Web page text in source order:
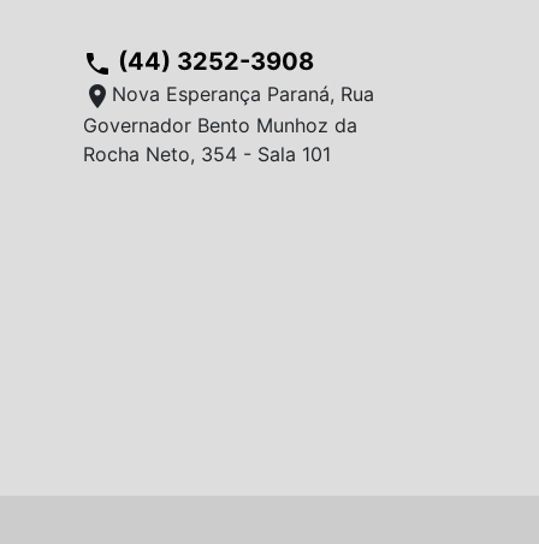
phone (44) 3252-3908
location_on Nova Esperança Paraná, Rua
Governador Bento Munhoz da
Rocha Neto, 354 - Sala 101